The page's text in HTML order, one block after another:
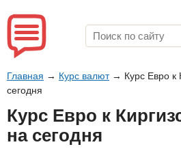
Главная → Курс валют→ Курс Евро к
сегодня
Курс Евро к
на сегодня